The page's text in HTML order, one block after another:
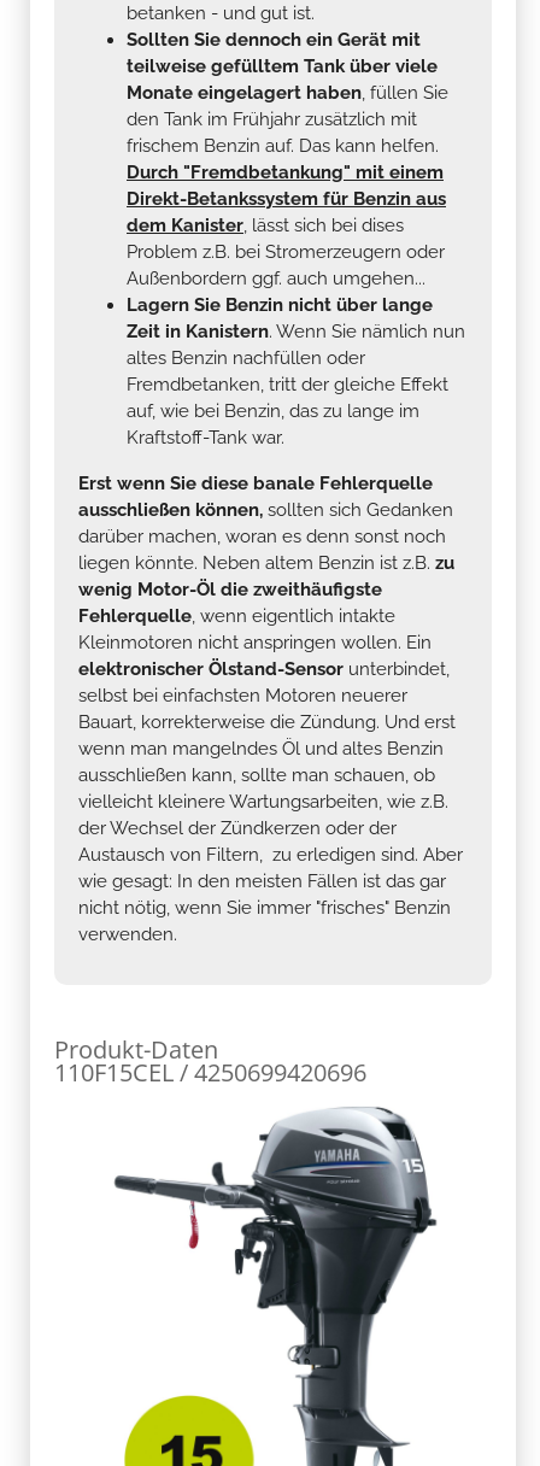
betanken - und gut ist.
Sollten Sie dennoch ein Gerät mit
teilweise gefülltem Tank über viele
Monate eingelagert haben, füllen Sie
den Tank im Frühjahr zusätzlich mit
frischem Benzin auf. Das kann helfen.
Durch "Fremdbetankung" mit einem
Direkt-Betankssystem für Benzin aus
dem Kanister, lässt sich bei dises
Problem z.B. bei Stromerzeugern oder
Außenbordern ggf. auch umgehen...
Lagern Sie Benzin nicht über lange
Zeit in Kanistern. Wenn Sie nämlich nun
altes Benzin nachfüllen oder
Fremdbetanken, tritt der gleiche Effekt
auf, wie bei Benzin, das zu lange im
Kraftstoff-Tank war.
Erst wenn Sie diese banale Fehlerquelle
ausschließen können, sollten sich Gedanken
darüber machen, woran es denn sonst noch
liegen könnte. Neben altem Benzin ist z.B. zu
wenig Motor-Öl die zweithäufigste
Fehlerquelle, wenn eigentlich intakte
Kleinmotoren nicht anspringen wollen. Ein
elektronischer Ölstand-Sensor unterbindet,
selbst bei einfachsten Motoren neuerer
Bauart, korrekterweise die Zündung. Und erst
wenn man mangelndes Öl und altes Benzin
ausschließen kann, sollte man schauen, ob
vielleicht kleinere Wartungsarbeiten, wie z.B.
der Wechsel der Zündkerzen oder der
Austausch von Filtern, zu erledigen sind. Aber
wie gesagt: In den meisten Fällen ist das gar
nicht nötig, wenn Sie immer "frisches" Benzin
verwenden.
Produkt-Daten
110F15CEL / 4250699420696